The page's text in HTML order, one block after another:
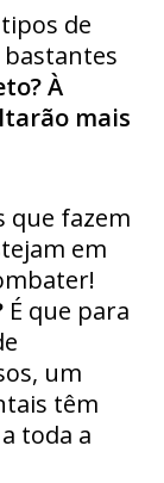
de
À
mais
que fazem
em
É que para
um
têm
toda a